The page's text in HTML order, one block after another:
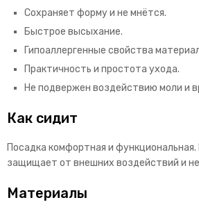
Сохраняет форму и не мнётся.
Быстрое высыхание.
Гипоаллергенные свойства
Практичность и простота ухода.
Не подвержен воздействию моли и
Как сидит
Посадка комфортная и функциональная.
защищает от внешних воздействий и
Материалы